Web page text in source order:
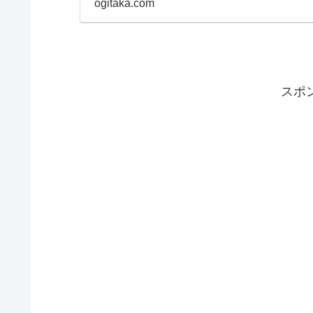
ogitaka.com
スポ